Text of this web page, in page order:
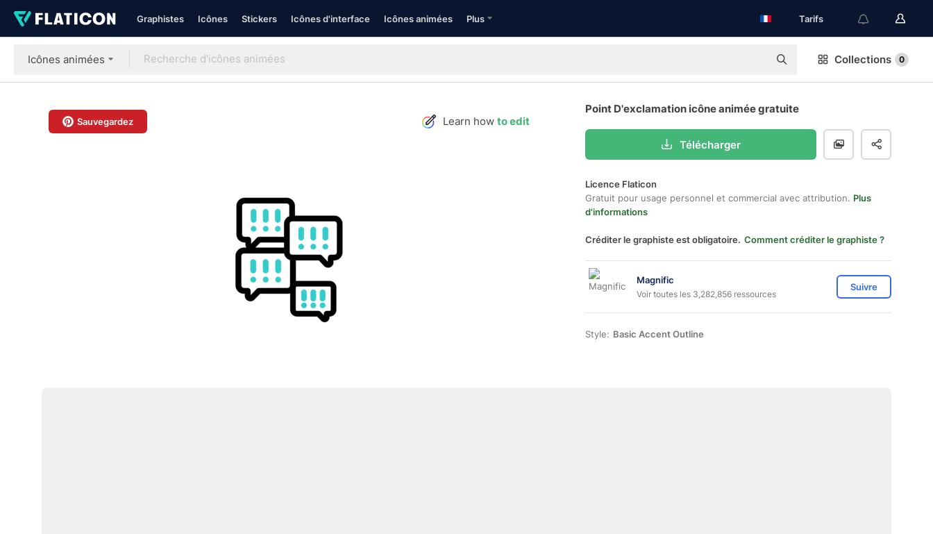
Graphistes Icônes Stickers Icônes d'interface Icônes animées Plus Tarifs
Icônes animées Collections 0
Sauvegardez Learn how to edit
Point D'exclamation icône animée gratuite
Télécharger
Licence Flaticon
Gratuit pour usage personnel et commercial avec attribution. Plus
d'informations
Créditer le graphiste est obligatoire. Comment créditer le graphiste ?
Magnific
Voir toutes les 3,282,856 ressources
Suivre
Style: Basic Accent Outline